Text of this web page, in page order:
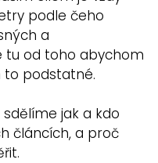
podle čeho
a
tu od toho abychom
to podstatné.
jak a kdo
článcích, a proč